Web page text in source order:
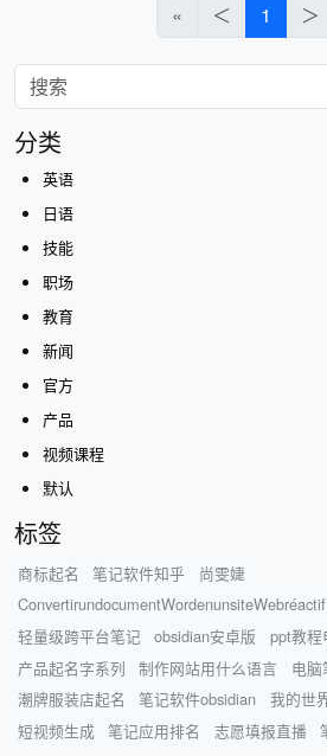
« ＜ 1 ＞
分类
英语
日语
技能
职场
教育
新闻
官方
产品
视频课程
默认
标签
商标起名 笔记软件知乎
尚雯婕
ConvertirundocumentWordenunsiteWebréactif
轻量级跨平台笔记
obsidian安卓版 ppt教程
产品起名字系列
制作网站用什么语言 电脑
潮牌服装店起名
笔记软件obsidian
我的世
短视频生成
笔记应用排名 志愿填报直播